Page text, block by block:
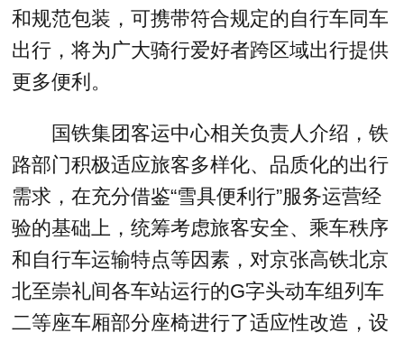
和规范包装，可携带符合规定的自行车同车
出行，将为广大骑行爱好者跨区域出行提供
更多便利。
国铁集团客运中心相关负责人介绍，铁
路部门积极适应旅客多样化、品质化的出行
需求，在充分借鉴“雪具便利行”服务运营经
验的基础上，统筹考虑旅客安全、乘车秩序
和自行车运输特点等因素，对京张高铁北京
北至崇礼间各车站运行的G字头动车组列车
二等座车厢部分座椅进行了适应性改造，设